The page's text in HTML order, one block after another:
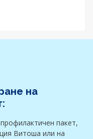
на
пакет,
Витоша или на